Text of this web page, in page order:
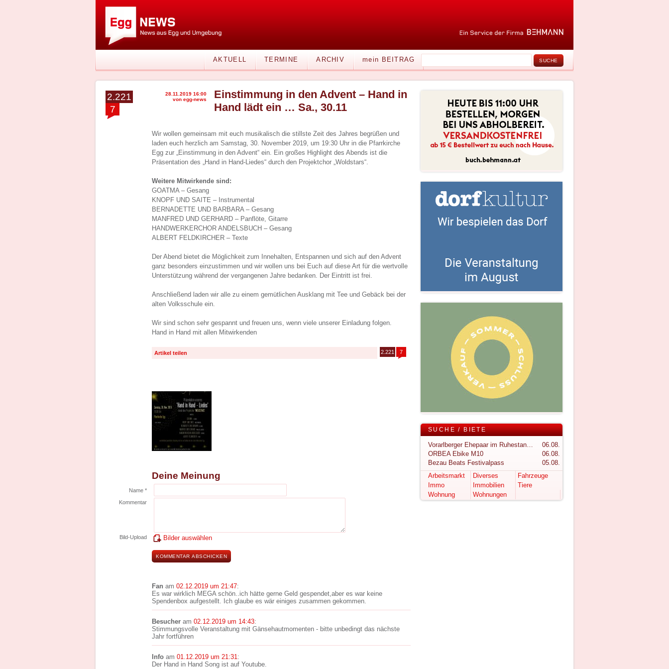
AKTUELL TERMINE ARCHIV mein BEITRAG
2.221
7
28.11.2019 16:00
von egg-news
Einstimmung in den Advent – Hand in
Hand lädt ein … Sa., 30.11
Wir wollen gemeinsam mit euch musikalisch die stillste Zeit des Jahres begrüßen und
laden euch herzlich am Samstag, 30. November 2019, um 19:30 Uhr in die Pfarrkirche
Egg zur „Einstimmung in den Advent“ ein. Ein großes Highlight des Abends ist die
Präsentation des „Hand in Hand-Liedes“ durch den Projektchor „Woldstars“.
Weitere Mitwirkende sind:
GOATMA – Gesang
KNOPF UND SAITE – Instrumental
BERNADETTE UND BARBARA – Gesang
MANFRED UND GERHARD – Panflöte, Gitarre
HANDWERKERCHOR ANDELSBUCH – Gesang
ALBERT FELDKIRCHER – Texte
Der Abend bietet die Möglichkeit zum Innehalten, Entspannen und sich auf den Advent
ganz besonders einzustimmen und wir wollen uns bei Euch auf diese Art für die wertvolle
Unterstützung während der vergangenen Jahre bedanken. Der Eintritt ist frei.
Anschließend laden wir alle zu einem gemütlichen Ausklang mit Tee und Gebäck bei der
alten Volksschule ein.
Wir sind schon sehr gespannt und freuen uns, wenn viele unserer Einladung folgen.
Hand in Hand mit allen Mitwirkenden
Artikel teilen 2.221 7
Deine Meinung
Name *
Kommentar
Bild-Upload Bilder auswählen
Fan am 02.12.2019 um 21:47:
Es war wirklich MEGA schön..ich hätte gerne Geld gespendet,aber es war keine
Spendenbox aufgestellt. Ich glaube es wär einiges zusammen gekommen.
Besucher am 02.12.2019 um 14:43:
Stimmungsvolle Veranstaltung mit Gänsehautmomenten - bitte unbedingt das nächste
Jahr fortführen
Info am 01.12.2019 um 21:31:
Der Hand in Hand Song ist auf Youtube.
SUCHE / BIETE
Vorarlberger Ehepaar im Ruhestand sucht ruhigen Rückzugsort im Bregenzerwald
06.08.
ORBEA Ebike M10
06.08.
Bezau Beats Festivalpass
05.08.
Arbeitsmarkt
Diverses
Fahrzeuge
Immo
Immobilien
Tiere
Wohnung
Wohnungen